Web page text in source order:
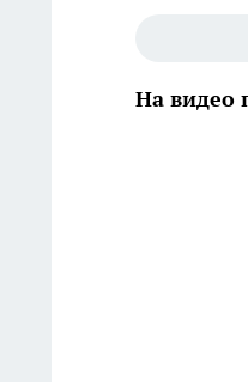
На видео